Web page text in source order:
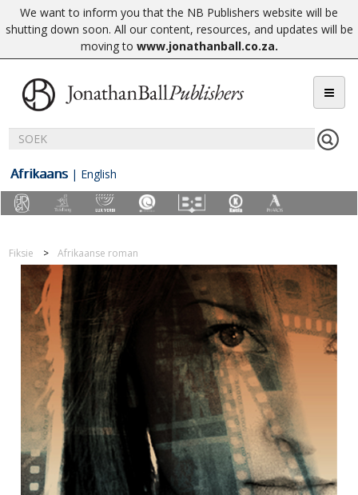
We want to inform you that the NB Publishers website will be
shutting down soon. All our content, resources, and updates will be
moving to www.jonathanball.co.za.
Afrikaans | English
Fiksie Afrikaanse roman